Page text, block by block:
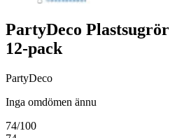
PartyDeco
12-pack
PartyDeco
Inga omdömen ännu
74/100